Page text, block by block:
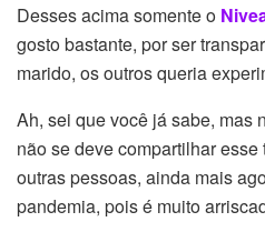
Desses acima somente o
gosto bastante, por ser
marido, os outros queria
Ah, sei que você já sabe, mas
não se deve compartilhar
outras pessoas, ainda mais
pandemia, pois é muito